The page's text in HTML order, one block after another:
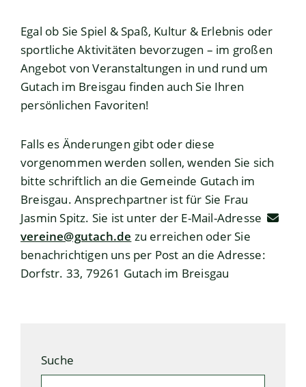
Egal ob Sie Spiel & Spaß, Kultur & Erlebnis oder
sportliche Aktivitäten bevorzugen – im großen
Angebot von Veranstaltungen in und rund um
Gutach im Breisgau finden auch Sie Ihren
persönlichen Favoriten!
Falls es Änderungen gibt oder diese
vorgenommen werden sollen, wenden Sie sich
bitte schriftlich an die Gemeinde Gutach im
Breisgau. Ansprechpartner ist für Sie Frau
Jasmin Spitz. Sie ist unter der E-Mail-Adresse
vereine@gutach.de zu erreichen oder Sie
benachrichtigen uns per Post an die Adresse:
Dorfstr. 33, 79261 Gutach im Breisgau
Suche